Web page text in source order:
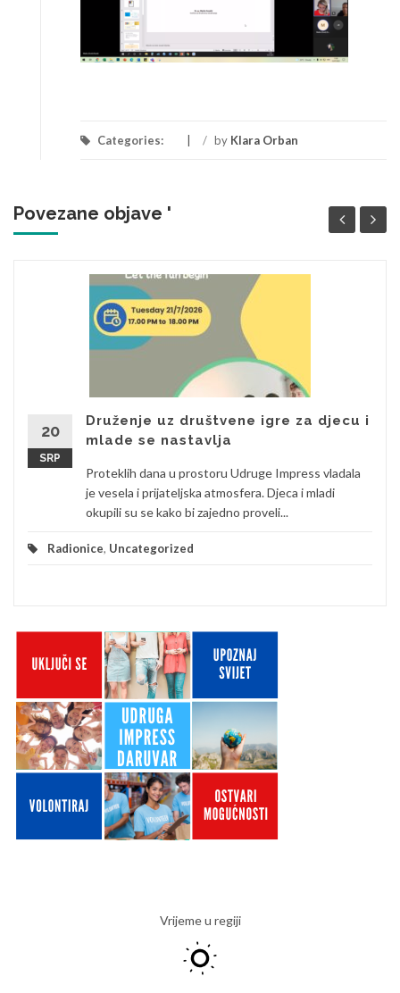
Categories: / by Klara Orban
Povezane objave '
20
SRP
Druženje uz društvene igre za djecu i
mlade se nastavlja
Proteklih dana u prostoru Udruge Impress vladala
je vesela i prijateljska atmosfera. Djeca i mladi
okupili su se kako bi zajedno proveli...
Radionice, Uncategorized
Vrijeme u regiji